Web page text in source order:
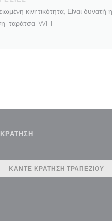
κινητικότητα, Είναι δυνατή η
ταράτσα, WIFI
ΚΡΆΤΗΣΗ
ΚΆΝΤΕ ΚΡΆΤΗΣΗ ΤΡΑΠΕΖΙΟΎ